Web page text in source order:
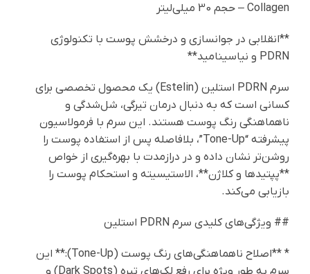
Collagen – حجم 30 میلی‌لیتر
**انقلابی در جوانسازی و درخشش پوست با تکنولوژی
PDRN و نیاسینامید**
سرم PDRN استلین (Estelin) یک محصول تخصصی برای
کسانی است که به دنبال درمان تیرگی، شل‌شدگی و
ناهماهنگی رنگ پوست هستند. این سرم با فرمولاسیون
پیشرفته “Tone-Up”، بلافاصله پس از استفاده پوست را
روشن‌تر نشان داده و در درازمدت با بهره‌گیری از خواص
**پپتیدها و کلاژن**، الاستیسیته و استحکام پوست را
بازیابی می‌کند.
## ویژگی‌های کلیدی سرم PDRN استلین
* **اصلاح ناهماهنگی‌های رنگ پوست (Tone-Up):** این
سرم به طور ویژه برای رفع لک‌های تیره (Dark Spots) و